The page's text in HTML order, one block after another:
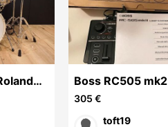
Boss RC505 mk2
305 €
toft19